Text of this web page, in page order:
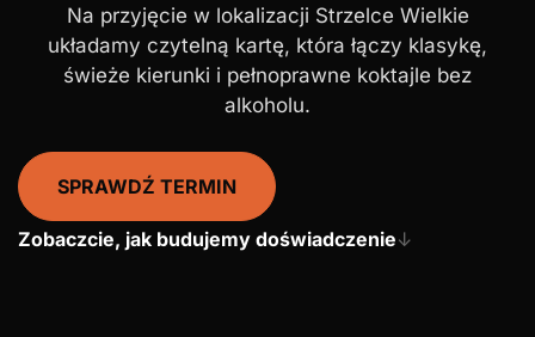
Na przyjęcie w lokalizacji Strzelce Wielkie
układamy czytelną kartę, która łączy klasykę,
świeże kierunki i pełnoprawne koktajle bez
alkoholu.
SPRAWDŹ TERMIN
Zobaczcie, jak budujemy doświadczenie↓